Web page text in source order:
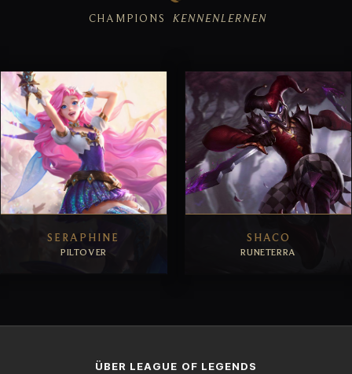
CHAMPIONS KENNENLERNEN
SERAPHINE
PILTOVER
SHACO
RUNETERRA
ÜBER LEAGUE OF LEGENDS